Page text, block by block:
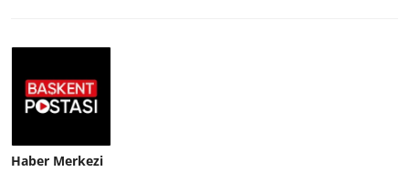
Haber Merkezi